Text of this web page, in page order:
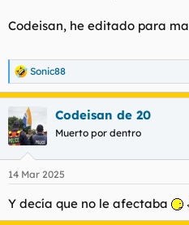
Codeisan, he editado para
R
e
a
c
c
i
e
:
Sonic88
Codeisan de 20
Muerto por dentro
14 Mar 2025
Y decía que no le afectaba